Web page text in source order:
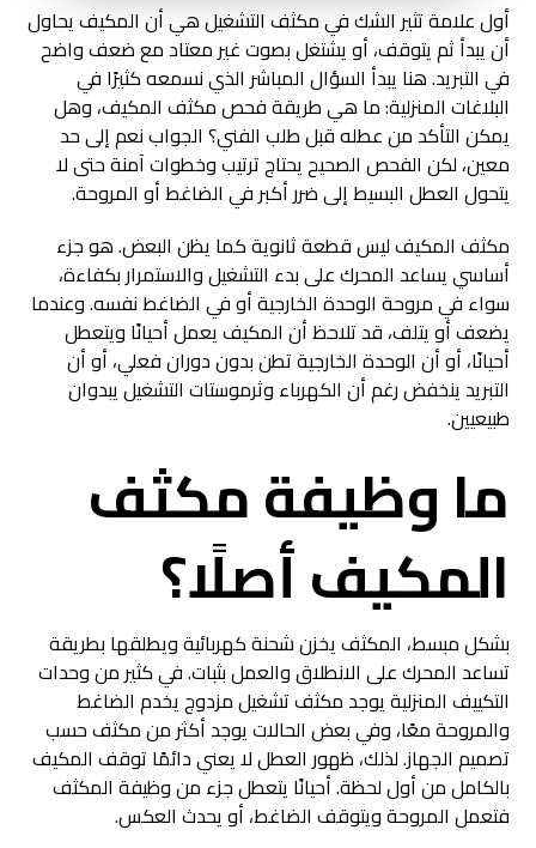
أول علامة تثير الشك في مكثف التشغيل هي أن المكيف يحاول
أن يبدأ ثم يتوقف، أو يشتغل بصوت غير معتاد مع ضعف واضح
في التبريد. هنا يبدأ السؤال المباشر الذي نسمعه كثيرًا في
البلاغات المنزلية: ما هي طريقة فحص مكثف المكيف، وهل
يمكن التأكد من عطله قبل طلب الفني؟ الجواب نعم إلى حد
معين، لكن الفحص الصحيح يحتاج ترتيب وخطوات آمنة حتى لا
يتحول العطل البسيط إلى ضرر أكبر في الضاغط أو المروحة.
مكثف المكيف ليس قطعة ثانوية كما يظن البعض. هو جزء
أساسي يساعد المحرك على بدء التشغيل والاستمرار بكفاءة،
سواء في مروحة الوحدة الخارجية أو في الضاغط نفسه. وعندما
يضعف أو يتلف، قد تلاحظ أن المكيف يعمل أحيانًا ويتعطل
أحيانًا، أو أن الوحدة الخارجية تطن بدون دوران فعلي، أو أن
التبريد ينخفض رغم أن الكهرباء وثرموستات التشغيل يبدوان
طبيعيين.
ما وظيفة مكثف
المكيف أصلًا؟
بشكل مبسط، المكثف يخزن شحنة كهربائية ويطلقها بطريقة
تساعد المحرك على الانطلاق والعمل بثبات. في كثير من وحدات
التكييف المنزلية يوجد مكثف تشغيل مزدوج يخدم الضاغط
والمروحة معًا، وفي بعض الحالات يوجد أكثر من مكثف حسب
تصميم الجهاز. لذلك، ظهور العطل لا يعني دائمًا توقف المكيف
بالكامل من أول لحظة. أحيانًا يتعطل جزء من وظيفة المكثف
فتعمل المروحة ويتوقف الضاغط، أو يحدث العكس.